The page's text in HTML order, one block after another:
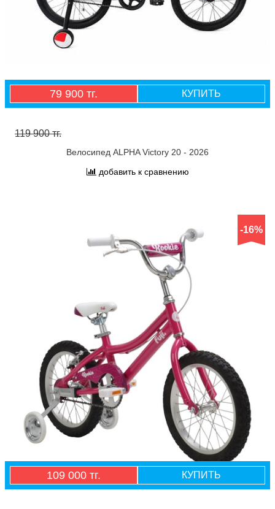
79 900 тг. КУПИТЬ
119 900 тг.
Велосипед ALPHA Victory 20 - 2026
добавить к сравнению
-16%
109 000 тг. КУПИТЬ